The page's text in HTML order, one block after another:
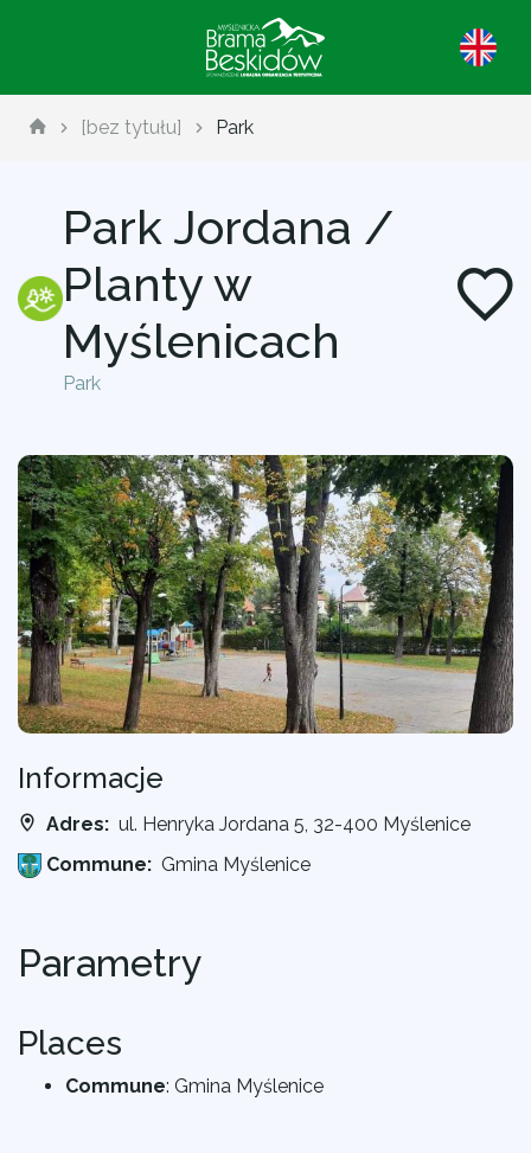
[bez tytułu] Park
Park Jordana /
Planty w
Myślenicach
Park
Informacje
Adres: ul. Henryka Jordana 5, 32-400 Myślenice
Commune: Gmina Myślenice
Parametry
Places
Commune: Gmina Myślenice